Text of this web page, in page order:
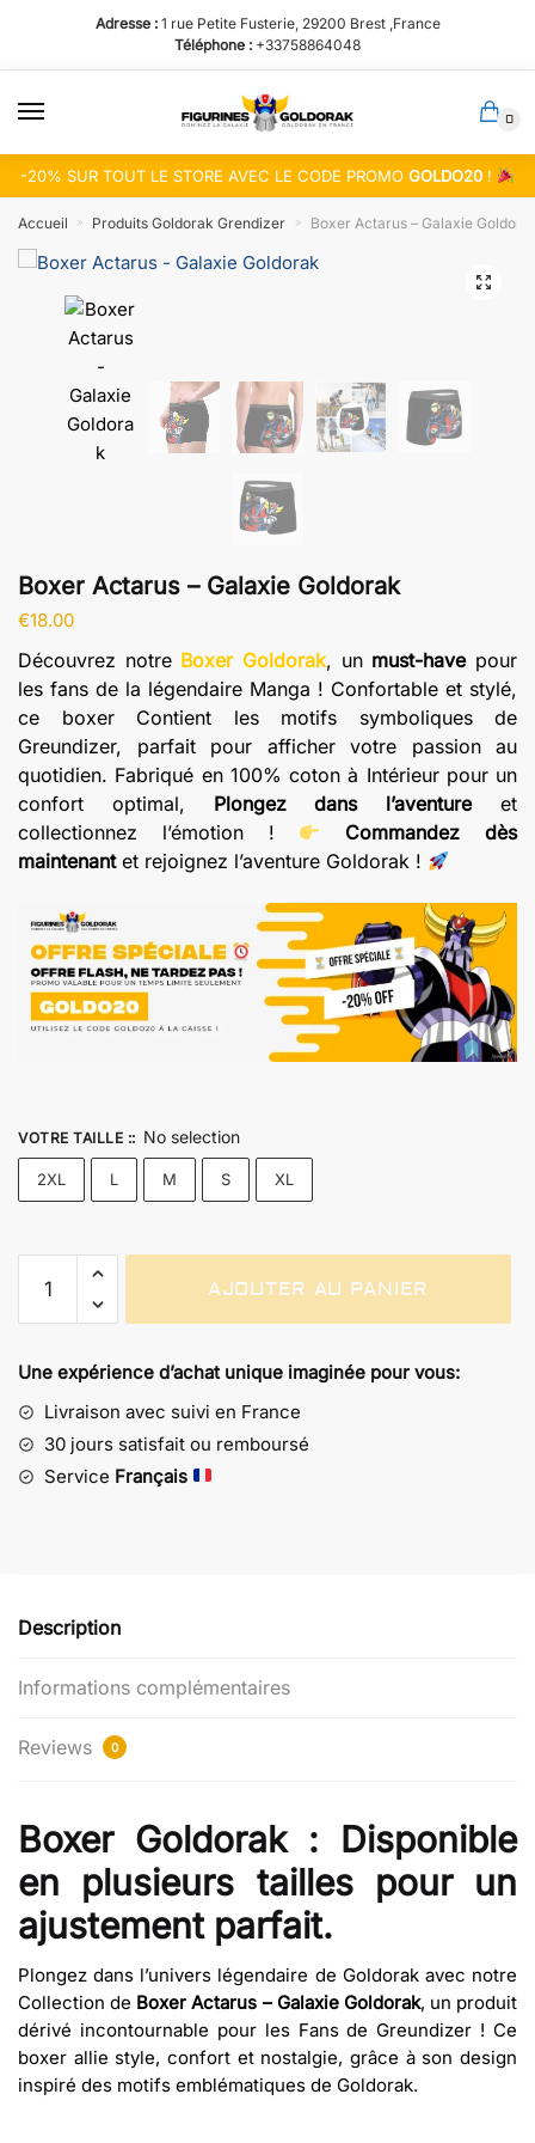
la
navigation
contenu
Adresse : 1 rue Petite Fusterie, 29200 Brest ,France
Téléphone : +33758864048
0
-20% SUR TOUT LE STORE AVEC LE CODE PROMOGOLDO20 !
Accueil » Produits Goldorak Grendizer » Boxer Actarus – Galaxie
Boxer Actarus – Galaxie Goldorak
€18.00
Découvrez notre Boxer Goldorak, un must-havepour
les fans de la légendaire Manga ! Confortable et stylé,
ce boxer Contient les motifs symboliques de
Greundizer, parfait pour afficher votre passion au
quotidien. Fabriqué en 100% coton à Intérieur pour un
confort optimal, Plongez dans l’aventureet
collectionnez l’émotion !
Commandez dès
maintenantet rejoignez l’aventure Goldorak !
VOTRE TAILLE :: No selection
2XL L M S XL
Boxer
-
Galaxie
Goldorak
AJOUTER AU PANIER
Une expérience d’achat unique imaginée pour vous:
Livraison avec suivi en France
30 jours satisfait ou remboursé
Service Français
Description
Informations complémentaires
Reviews 0
Boxer Goldorak : Disponible
en plusieurs tailles pour un
ajustement parfait.
Plongez dans l’univers légendaire de Goldorak avec notre
Collection de Boxer Actarus – Galaxie Goldorak, un produit
dérivé incontournable pour les Fans de Greundizer ! Ce
boxer allie style, confort et nostalgie, grâce à son design
inspiré des motifs emblématiques de Goldorak.